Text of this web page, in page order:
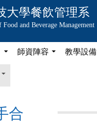
大學餐飲管理系
Food and Beverage Management
師資陣容 教學設備
合